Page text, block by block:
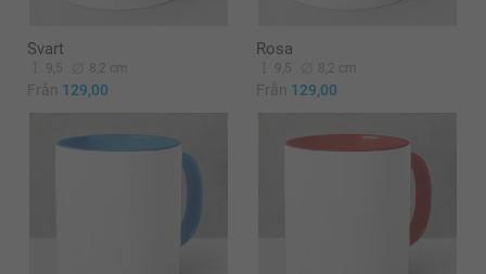
Svart
9,5 8,2 cm
Från 129,00
Rosa
9,5 8,2 cm
Från 129,00